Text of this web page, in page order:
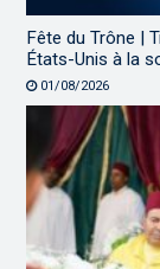
Fête du Trône |
États-Unis à la
01/08/2026